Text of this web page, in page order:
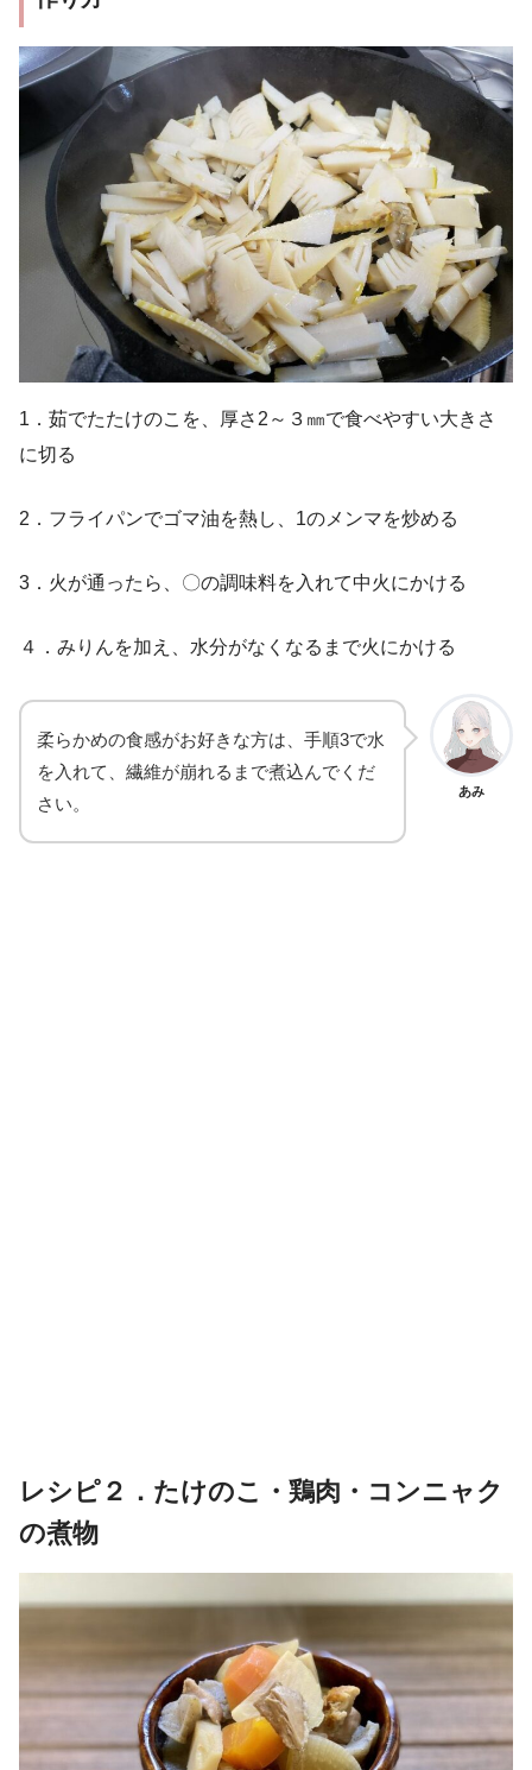
1．茹でたたけのこを、厚さ2～３㎜で食べやすい大きさ
に切る
2．フライパンでゴマ油を熱し、1のメンマを炒める
3．火が通ったら、〇の調味料を入れて中火にかける
４．みりんを加え、水分がなくなるまで火にかける
あみ
柔らかめの食感がお好きな方は、手順3で水
を入れて、繊維が崩れるまで煮込んでくだ
さい。
レシピ２．たけのこ・鶏肉・コンニャク
の煮物